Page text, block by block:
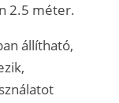
2.5 méter.
állítható,